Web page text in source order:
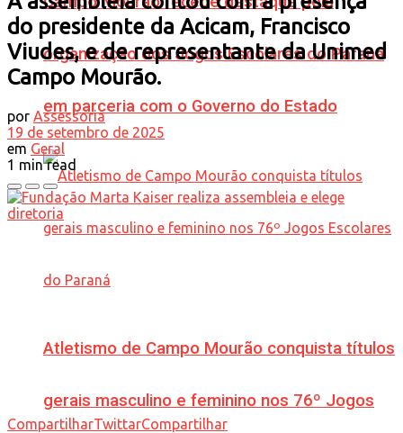
organização dos Jogos Escolares do Paraná
em parceria com o Governo do Estado
Atletismo de Campo Mourão conquista títulos
gerais masculino e feminino nos 76º Jogos
do presidente da Acicam, Francisco
Viudes, e de representante da Unimed
Campo Mourão.
por Assessoria
19 de setembro de 2025
em Geral
1 min read
CompartilharTwittarCompartilhar